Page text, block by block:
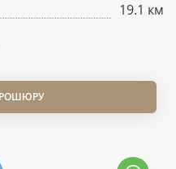
19.1 км